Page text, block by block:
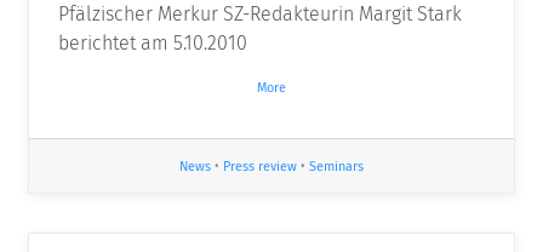
Pfälzischer Merkur SZ-Redakteurin Margit Stark
berichtet am 5.10.2010
More
News • Press review • Seminars